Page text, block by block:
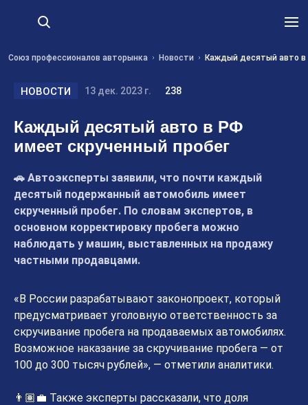
Союз профессионалов авторынка Новости Каждый десятый авто в
НОВОСТИ 13 дек. 2023 г. 238
Каждый десятый авто в РФ
имеет скрученный пробег
🚗 Автоэксперты заявили, что почти каждый
десятый подержанный автомобиль имеет
скрученный пробег. По словам экспертов, в
основном корректировку пробега можно
наблюдать у машин, выставленных на продажу
частными продавцами.
«В России разрабатывают законопроект, который
предусматривает уголовную ответственность за
скручивание пробега на продаваемых автомобилях.
Возможное наказание за скручивание пробега — от
100 до 300 тысяч рублей», — отметили аналитики.
👨🏽‍💼 Также эксперты рассказали, что доля